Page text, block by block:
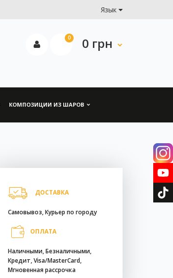
Язык
0 0 грн
КОМПОЗИЦИИ ИЗ ШАРОВ
ДОСТАВКА
Самовывоз, Курьер по городу
ОПЛАТА
Наличными, Безналичными,
Кредит, Visa/MasterCard,
Мгновенная рассрочка